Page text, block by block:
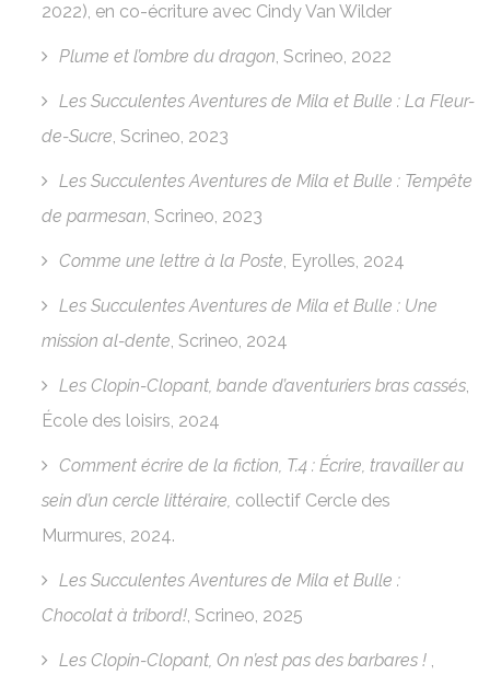
2022), en co-écriture avec Cindy Van Wilder
Plume et l’ombre du dragon, Scrineo, 2022
Les Succulentes Aventures de Mila et Bulle : La Fleur-
de-Sucre, Scrineo, 2023
Les Succulentes Aventures de Mila et Bulle : Tempête
de parmesan, Scrineo, 2023
Comme une lettre à la Poste, Eyrolles, 2024
Les Succulentes Aventures de Mila et Bulle : Une
mission al-dente, Scrineo, 2024
Les Clopin-Clopant, bande d’aventuriers bras cassés,
École des loisirs, 2024
Comment écrire de la fiction, T.4 : Écrire, travailler au
sein d’un cercle littéraire, collectif Cercle des
Murmures, 2024.
Les Succulentes Aventures de Mila et Bulle :
Chocolat à tribord!, Scrineo, 2025
Les Clopin-Clopant, On n’est pas des barbares ! ,